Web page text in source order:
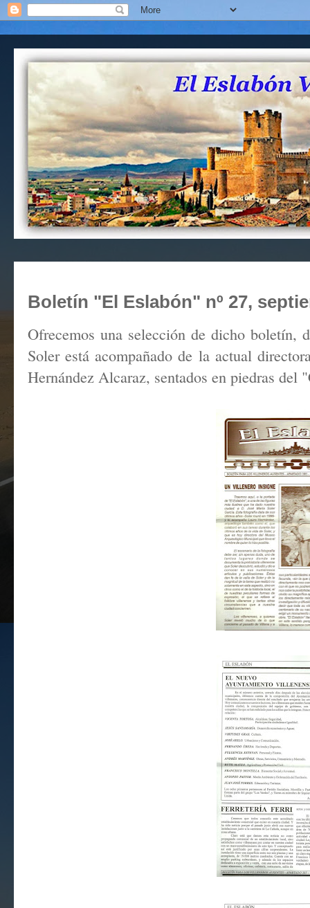
Boletín "El Eslabón" nº 27,
Ofrecemos una selección de dicho boletín,
Soler está acompañado de la actual
Hernández Alcaraz, sentados en piedras del